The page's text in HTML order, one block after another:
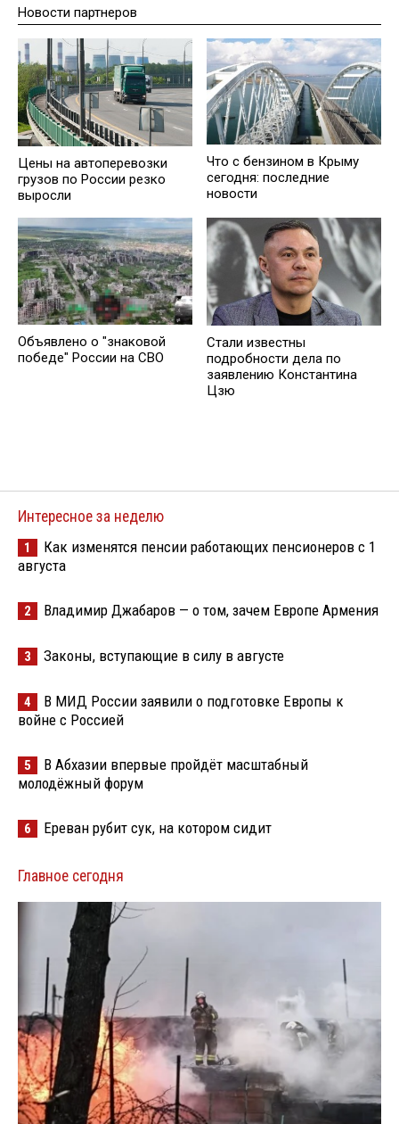
Новости партнеров
Цены на автоперевозки
грузов по России резко
выросли
Что с бензином в Крыму
сегодня: последние
новости
Объявлено о "знаковой
победе" России на СВО
Стали известны
подробности дела по
заявлению Константина
Цзю
Интересное за неделю
1
Как изменятся пенсии работающих пенсионеров с 1
августа
2 Владимир Джабаров — о том, зачем Европе Армения
3 Законы, вступающие в силу в августе
4
В МИД России заявили о подготовке Европы к
войне с Россией
5
В Абхазии впервые пройдёт масштабный
молодёжный форум
6 Ереван рубит сук, на котором сидит
Главное сегодня